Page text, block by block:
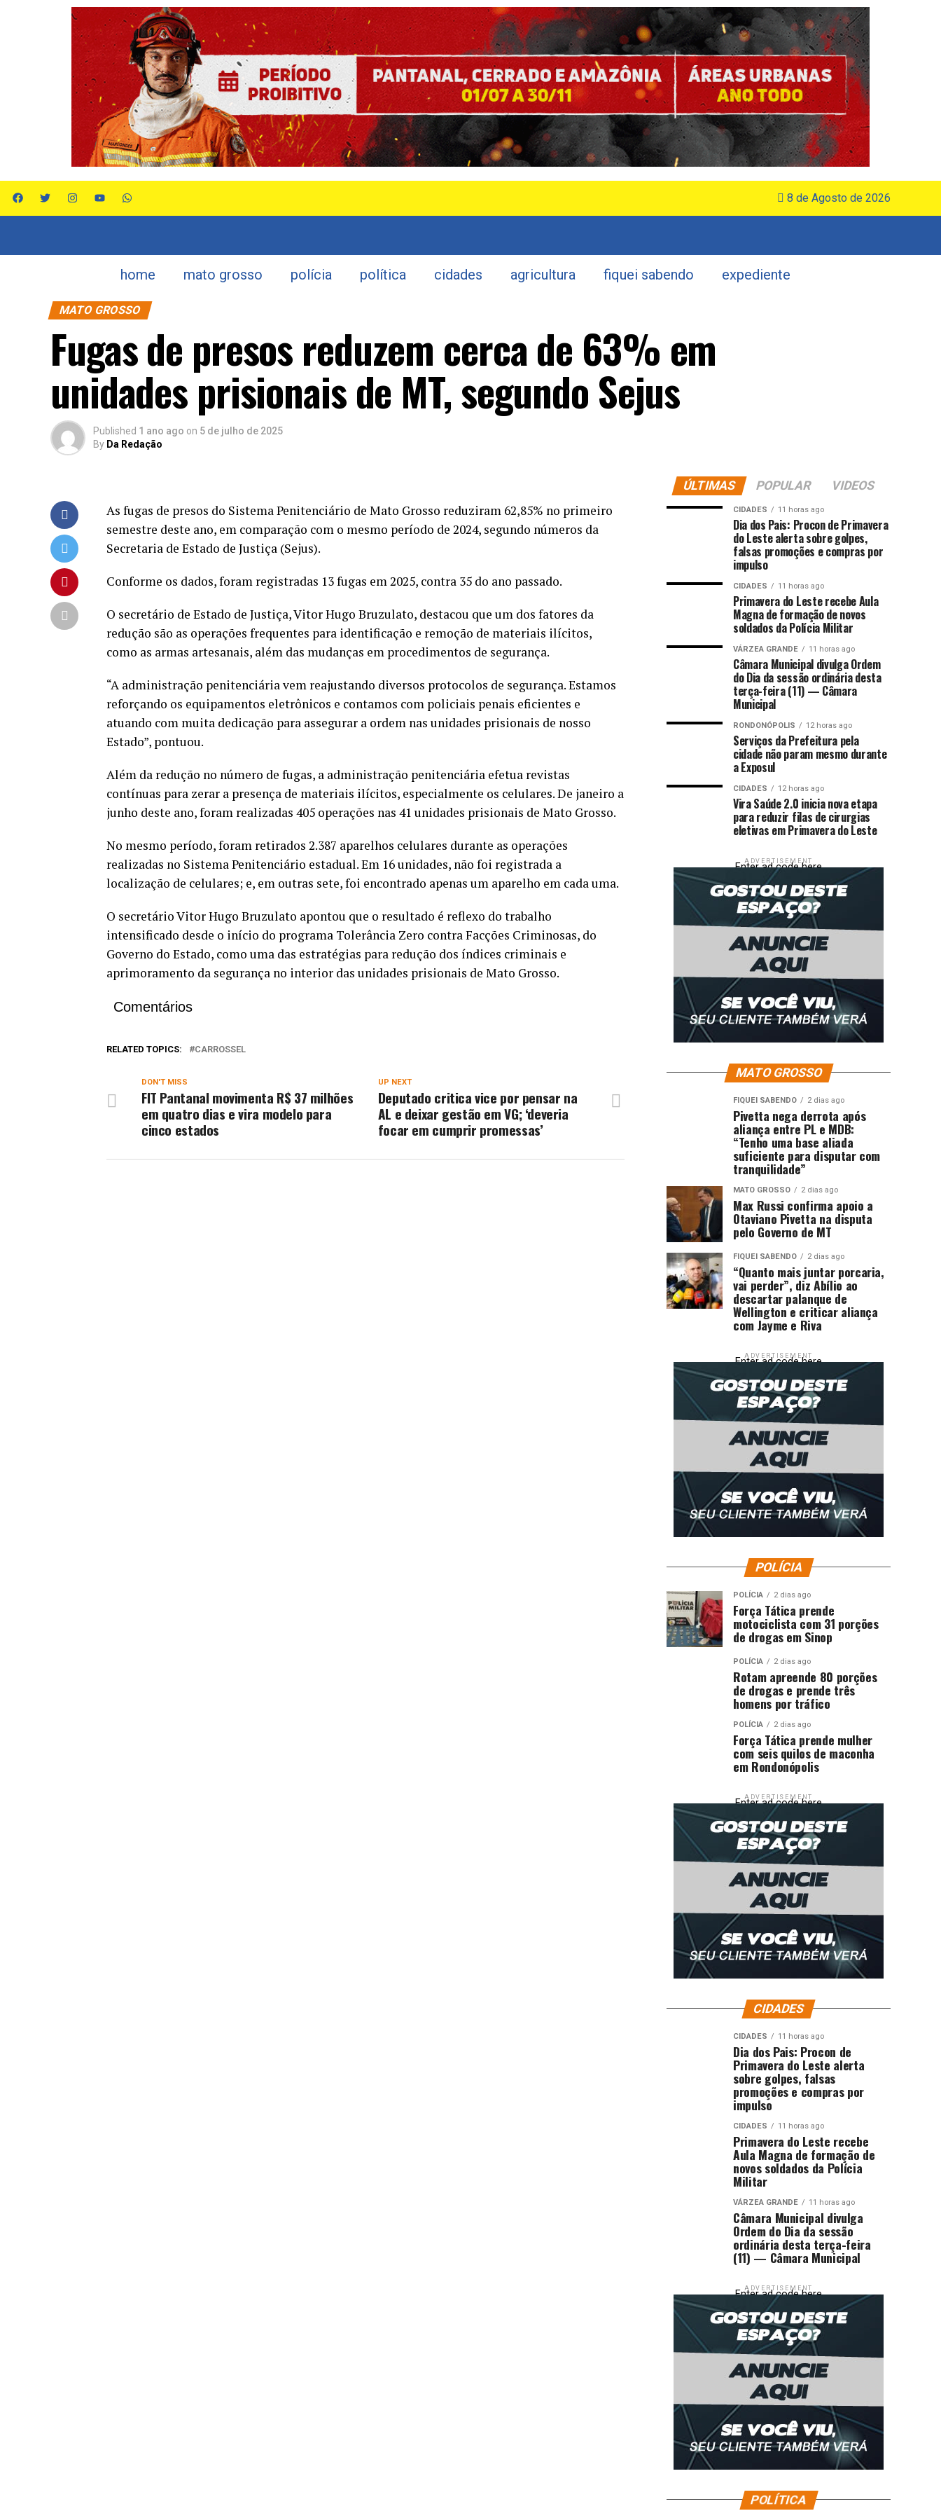
8 de Agosto de 2026
home mato grosso polícia política cidades agricultura fiquei sabendo expediente
MATO GROSSO
Fugas de presos reduzem cerca de 63% em
unidades prisionais de MT, segundo Sejus
Published 1 ano ago on 5 de julho de 2025
By Da Redação
As fugas de presos do Sistema Penitenciário de Mato Grosso reduziram 62,85% no primeiro
semestre deste ano, em comparação com o mesmo período de 2024, segundo números da
Secretaria de Estado de Justiça (Sejus).
Conforme os dados, foram registradas 13 fugas em 2025, contra 35 do ano passado.
O secretário de Estado de Justiça, Vitor Hugo Bruzulato, destacou que um dos fatores da
redução são as operações frequentes para identificação e remoção de materiais ilícitos,
como as armas artesanais, além das mudanças em procedimentos de segurança.
“A administração penitenciária vem reajustando diversos protocolos de segurança. Estamos
reforçando os equipamentos eletrônicos e contamos com policiais penais eficientes e
atuando com muita dedicação para assegurar a ordem nas unidades prisionais de nosso
Estado”, pontuou.
Além da redução no número de fugas, a administração penitenciária efetua revistas
contínuas para zerar a presença de materiais ilícitos, especialmente os celulares. De janeiro a
junho deste ano, foram realizadas 405 operações nas 41 unidades prisionais de Mato Grosso.
No mesmo período, foram retirados 2.387 aparelhos celulares durante as operações
realizadas no Sistema Penitenciário estadual. Em 16 unidades, não foi registrada a
localização de celulares; e, em outras sete, foi encontrado apenas um aparelho em cada uma.
O secretário Vitor Hugo Bruzulato apontou que o resultado é reflexo do trabalho
intensificado desde o início do programa Tolerância Zero contra Facções Criminosas, do
Governo do Estado, como uma das estratégias para redução dos índices criminais e
aprimoramento da segurança no interior das unidades prisionais de Mato Grosso.
Comentários
RELATED TOPICS: CARROSSEL
UP NEXT
Deputado critica vice por pensar na
AL e deixar gestão em VG; ‘deveria
focar em cumprir promessas’
DON'T MISS
FIT Pantanal movimenta R$ 37 milhões
em quatro dias e vira modelo para
cinco estados
ÚLTIMAS POPULAR VIDEOS
CIDADES 11 horas ago
Dia dos Pais: Procon de Primavera
do Leste alerta sobre golpes,
falsas promoções e compras por
impulso
CIDADES 11 horas ago
Primavera do Leste recebe Aula
Magna de formação de novos
soldados da Polícia Militar
VÁRZEA GRANDE 11 horas ago
Câmara Municipal divulga Ordem
do Dia da sessão ordinária desta
terça-feira (11) — Câmara
Municipal
RONDONÓPOLIS 12 horas ago
Serviços da Prefeitura pela
cidade não param mesmo durante
a Exposul
CIDADES 12 horas ago
Vira Saúde 2.0 inicia nova etapa
para reduzir filas de cirurgias
eletivas em Primavera do Leste
ADVERTISEMENT
Enter ad code here
MATO GROSSO
FIQUEI SABENDO 2 dias ago
Pivetta nega derrota após
aliança entre PL e MDB:
“Tenho uma base aliada
suficiente para disputar com
tranquilidade”
MATO GROSSO 2 dias ago
Max Russi confirma apoio a
Otaviano Pivetta na disputa
pelo Governo de MT
FIQUEI SABENDO 2 dias ago
“Quanto mais juntar porcaria,
vai perder”, diz Abílio ao
descartar palanque de
Wellington e criticar aliança
com Jayme e Riva
ADVERTISEMENT
Enter ad code here
POLÍCIA
POLÍCIA 2 dias ago
Força Tática prende
motociclista com 31 porções
de drogas em Sinop
POLÍCIA 2 dias ago
Rotam apreende 80 porções
de drogas e prende três
homens por tráfico
POLÍCIA 2 dias ago
Força Tática prende mulher
com seis quilos de maconha
em Rondonópolis
ADVERTISEMENT
Enter ad code here
CIDADES
CIDADES 11 horas ago
Dia dos Pais: Procon de
Primavera do Leste alerta
sobre golpes, falsas
promoções e compras por
impulso
CIDADES 11 horas ago
Primavera do Leste recebe
Aula Magna de formação de
novos soldados da Polícia
Militar
VÁRZEA GRANDE 11 horas ago
Câmara Municipal divulga
Ordem do Dia da sessão
ordinária desta terça-feira
(11) — Câmara Municipal
ADVERTISEMENT
Enter ad code here
POLÍTICA